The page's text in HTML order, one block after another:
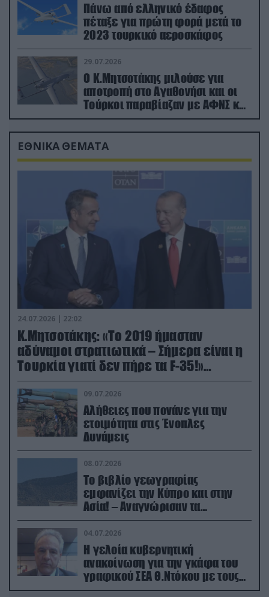
Πάνω από ελληνικό έδαφος
πέταξε για πρώτη φορά μετά το
2023 τουρκικό αεροσκάφος
29.07.2026
Ο Κ.Μητσοτάκης μιλούσε για
αποτροπή στο Αγαθονήσι και οι
Τούρκοι παραβίαζαν με ΑΦΝΣ και
drone
ΕΘΝΙΚΑ ΘΕΜΑΤΑ
24.07.2026 | 22:02
Κ.Μητσοτάκης: «Το 2019 ήμασταν
αδύναμοι στρατιωτικά – Σήμερα είναι η
Τουρκία γιατί δεν πήρε τα F-35!»
(βίντεο)
09.07.2026
Αλήθειες που πονάνε για την
ετοιμότητα στις Ένοπλες
Δυνάμεις
08.07.2026
Το βιβλίο γεωγραφίας
εμφανίζει την Κύπρο και στην
Ασία! – Αναγνώρισαν τα
κατεχόμενα; (φωτο)
04.07.2026
Η γελοία κυβερνητική
ανακοίνωση για την γκάφα του
γραφικού ΣΕΑ Θ.Ντόκου με τους
Ρώσους φαρσέρ